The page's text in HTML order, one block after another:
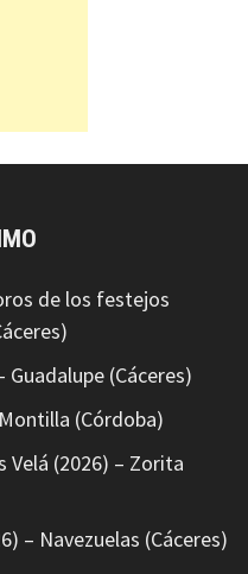
de los festejos
(Cáceres)
(Córdoba)
Velá (2026) – Zorita
– Navezuelas (Cáceres)